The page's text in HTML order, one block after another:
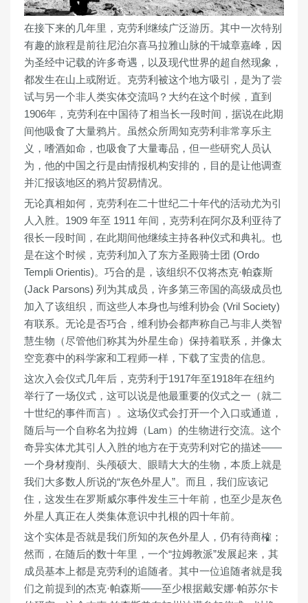
在接下来的几年里，克劳利继续广泛游历。其中一次特别
有趣的旅程是前往尼泊尔喜马拉雅山脉的干城章嘉峰，因
为圣经中记载的许多奇遇，以及现代世界的超自然现象，
都发生在山上或附近。克劳利被这个地方吸引，是为了尝
试与另一个非人类实体交流吗？大约在这个时候，直到
1906年，克劳利在中国待了相当长一段时间，据说在此期
间他吸食了大量鸦片。虽然众所周知克劳利非常享乐主
义，嗜酒如命，也吸食了大量毒品，但一些研究人员认
为，他的中国之行是由情报机构安排的，目的是让他调查
并汇报该地区的鸦片贸易情况。
无论真相如何，克劳利在二十世纪二十年代的活动尤为引
人入胜。1909 年至 1911 年间，克劳利在阿尔及利亚待了
很长一段时间，在此期间他继续主持各种仪式和典礼。也
是在这个时候，克劳利加入了东方圣殿骑士团 (Ordo
Templi Orientis)。巧合的是，该组织不仅将杰克·帕森斯
(Jack Parsons) 列为其成员，许多第三帝国的高级成员也
加入了该组织，而这些人本身也与维利协会 (Vril Society)
有联系。无论是否巧合，维利协会都声称自己与非人类智
慧生物（尽管他们称其为外星生命）保持着联系，并像太
空竞赛中的科学家和工程师一样，下载了宝贵的信息。
这次入会仪式几年后，克劳利于1917年至1918年在纽约
举行了一场仪式，这可以说是他最重要的仪式之一（就二
十世纪的事件而言）。这场仪式会打开一个入口或通道，
随后与一个自称名为拉姆（Lam）的生物进行交流。这个
奇异实体尤其引人入胜的地方在于克劳利对它的描述——
一个身材瘦削、头颅硕大、眼睛大大的生物，本质上就是
我们大多数人所说的“灰色外星人”。而且，我们应该记
住，这发生在罗斯威尔事件发生三十年前，也至少是灰色
外星人真正在人类集体意识中扎根的四十年前。
这个实体是否就是我们所知的灰色外星人，仍有待商榷；
然而，在随后的数十年里，一个“拉姆教派”发展起来，其
成员基本上都是克劳利的追随者。其中一位追随者就是我
们之前提到的杰克·帕森斯——至少根据戴安娜·帕苏尔卡